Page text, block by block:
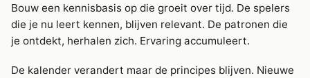
Bouw een kennisbasis op die groeit over tijd. De spelers
die je nu leert kennen, blijven relevant. De patronen die
je ontdekt, herhalen zich. Ervaring accumuleert.
De kalender verandert maar de principes blijven. Nieuwe